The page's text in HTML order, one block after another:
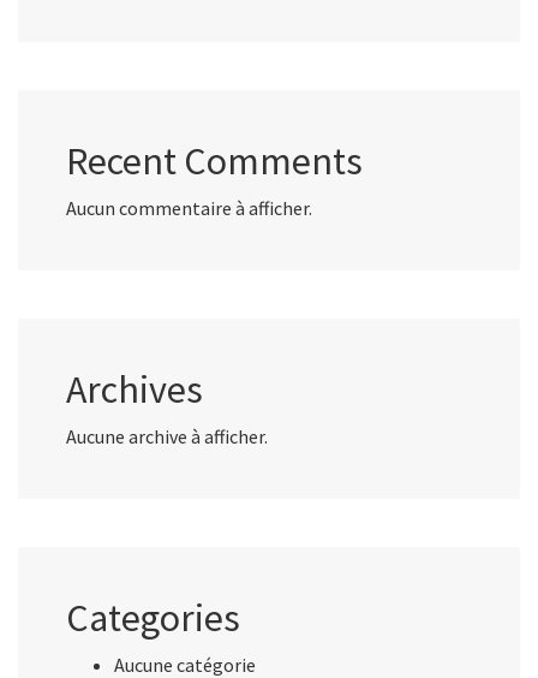
Recent Comments
Aucun commentaire à afficher.
Archives
Aucune archive à afficher.
Categories
Aucune catégorie